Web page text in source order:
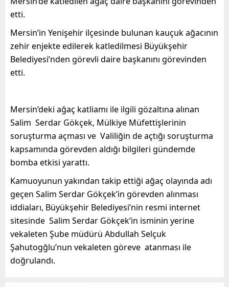
etti.
Mersin’in Yenişehir ilçesinde bulunan kauçuk ağacının
zehir enjekte edilerek katledilmesi Büyükşehir
Belediyesi’nden görevli daire başkanını görevinden
etti.
Mersin’deki ağaç katliamı ile ilgili gözaltına alınan
Salim Serdar Gökçek, Mülkiye Müfettişlerinin
soruşturma açması ve Valiliğin de açtığı soruşturma
kapsamında görevden aldığı bilgileri gündemde
bomba etkisi yarattı.
Kamuoyunun yakından takip ettiği ağaç olayında adı
geçen Salim Serdar Gökçek’in görevden alınması
iddiaları, Büyükşehir Belediyesi’nin resmi internet
sitesinde Salim Serdar Gökçek’in isminin yerine
vekaleten Şube müdürü Abdullah Selçuk
Şahutogğlu’nun vekaleten göreve atanması ile
doğrulandı.